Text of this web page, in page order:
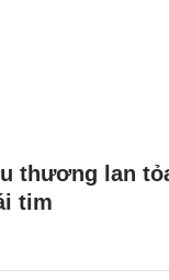
thương lan
tim